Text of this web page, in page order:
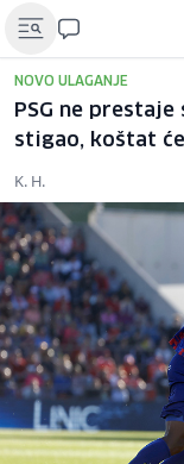
NOVO ULAGANJE
PSG ne
stigao, koštat
K. H.